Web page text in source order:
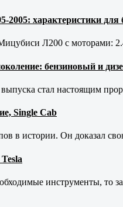
характеристики для
Л200 с
бензиновый и
стал настоящим
Single Cab
в истории. Он доказал
инструменты, то